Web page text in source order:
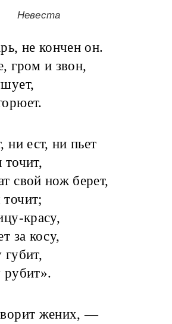
Невеста
не кончен он.
гром и звон,
ни ест, ни пьет
свой нож берет,
красу,
за косу,
губит,
рубит».
жених, —